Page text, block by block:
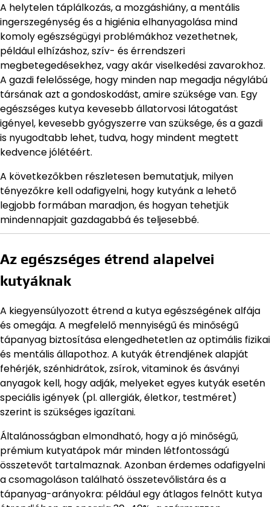
A helytelen táplálkozás, a mozgáshiány, a mentális
ingerszegénység és a higiénia elhanyagolása mind
komoly egészségügyi problémákhoz vezethetnek,
például elhízáshoz, szív- és érrendszeri
megbetegedésekhez, vagy akár viselkedési zavarokhoz.
A gazdi felelőssége, hogy minden nap megadja négylábú
társának azt a gondoskodást, amire szüksége van. Egy
egészséges kutya kevesebb állatorvosi látogatást
igényel, kevesebb gyógyszerre van szüksége, és a gazdi
is nyugodtabb lehet, tudva, hogy mindent megtett
kedvence jólétéért.
A következőkben részletesen bemutatjuk, milyen
tényezőkre kell odafigyelni, hogy kutyánk a lehető
legjobb formában maradjon, és hogyan tehetjük
mindennapjait gazdagabbá és teljesebbé.
Az egészséges étrend alapelvei
kutyáknak
A kiegyensúlyozott étrend a kutya egészségének alfája
és omegája. A megfelelő mennyiségű és minőségű
tápanyag biztosítása elengedhetetlen az optimális fizikai
és mentális állapothoz. A kutyák étrendjének alapját
fehérjék, szénhidrátok, zsírok, vitaminok és ásványi
anyagok kell, hogy adják, melyeket egyes kutyák esetén
speciális igények (pl. allergiák, életkor, testméret)
szerint is szükséges igazítani.
Általánosságban elmondható, hogy a jó minőségű,
prémium kutyatápok már minden létfontosságú
összetevőt tartalmaznak. Azonban érdemes odafigyelni
a csomagoláson található összetevőlistára és a
tápanyag-arányokra: például egy átlagos felnőtt kutya